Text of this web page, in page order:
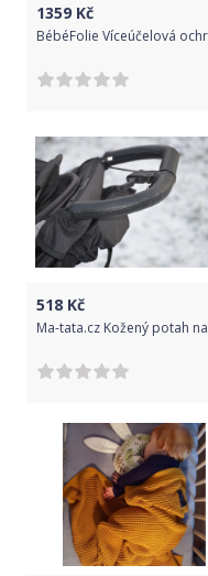
1359 Kč
518 Kč